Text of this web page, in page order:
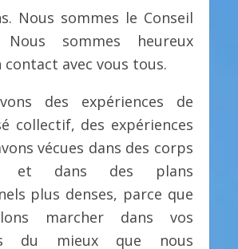
Nous sommes le Conseil
Nous sommes heureux
contact avec vous tous.
des expériences de
collectif, des expériences
vécues dans des corps
et dans des plans
plus denses, parce que
marcher dans vos
du mieux que nous